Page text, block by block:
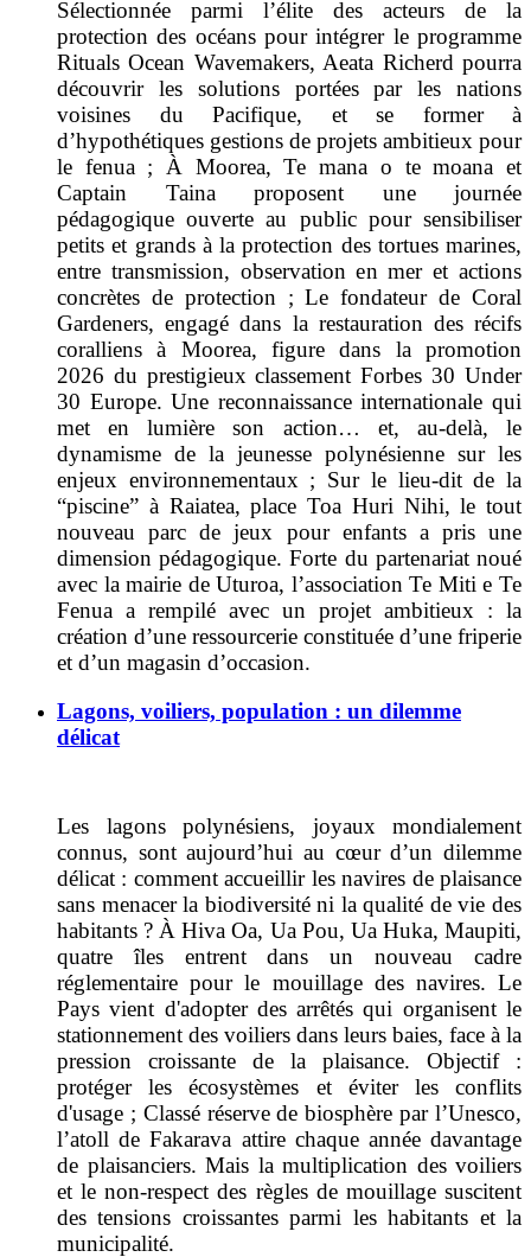
Sélectionnée parmi l’élite des acteurs de la
protection des océans pour intégrer le programme
Rituals Ocean Wavemakers, Aeata Richerd pourra
découvrir les solutions portées par les nations
voisines du Pacifique, et se former à
d’hypothétiques gestions de projets ambitieux pour
le fenua ; À Moorea, Te mana o te moana et
Captain Taina proposent une journée
pédagogique ouverte au public pour sensibiliser
petits et grands à la protection des tortues marines,
entre transmission, observation en mer et actions
concrètes de protection ; Le fondateur de Coral
Gardeners, engagé dans la restauration des récifs
coralliens à Moorea, figure dans la promotion
2026 du prestigieux classement Forbes 30 Under
30 Europe. Une reconnaissance internationale qui
met en lumière son action… et, au-delà, le
dynamisme de la jeunesse polynésienne sur les
enjeux environnementaux ; Sur le lieu-dit de la
“piscine” à Raiatea, place Toa Huri Nihi, le tout
nouveau parc de jeux pour enfants a pris une
dimension pédagogique. Forte du partenariat noué
avec la mairie de Uturoa, l’association Te Miti e Te
Fenua a rempilé avec un projet ambitieux : la
création d’une ressourcerie constituée d’une friperie
et d’un magasin d’occasion.
Lagons, voiliers, population : un dilemme
délicat
Les lagons polynésiens, joyaux mondialement
connus, sont aujourd’hui au cœur d’un dilemme
délicat : comment accueillir les navires de plaisance
sans menacer la biodiversité ni la qualité de vie des
habitants ? À Hiva Oa, Ua Pou, Ua Huka, Maupiti,
quatre îles entrent dans un nouveau cadre
réglementaire pour le mouillage des navires. Le
Pays vient d'adopter des arrêtés qui organisent le
stationnement des voiliers dans leurs baies, face à la
pression croissante de la plaisance. Objectif :
protéger les écosystèmes et éviter les conflits
d'usage ; Classé réserve de biosphère par l’Unesco,
l’atoll de Fakarava attire chaque année davantage
de plaisanciers. Mais la multiplication des voiliers
et le non-respect des règles de mouillage suscitent
des tensions croissantes parmi les habitants et la
municipalité.